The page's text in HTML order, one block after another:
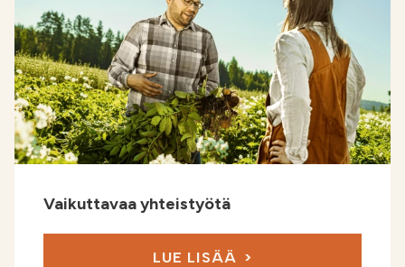
Vaikuttavaa yhteistyötä
LUE LISÄÄ